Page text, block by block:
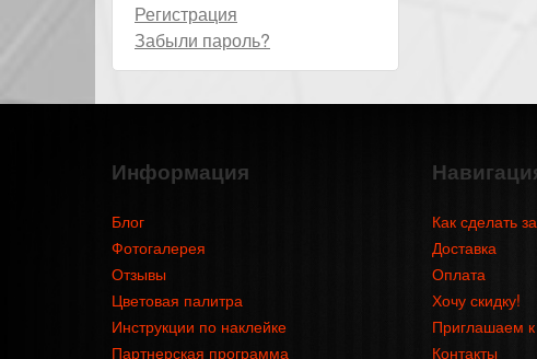
Регистрация
Забыли пароль?
Информация
Блог
Фотогалерея
Отзывы
Цветовая палитра
Инструкции по наклейке
Партнерская программа
Как сделать
Доставка
Оплата
Хочу скидку!
Приглашаем к
Контакты